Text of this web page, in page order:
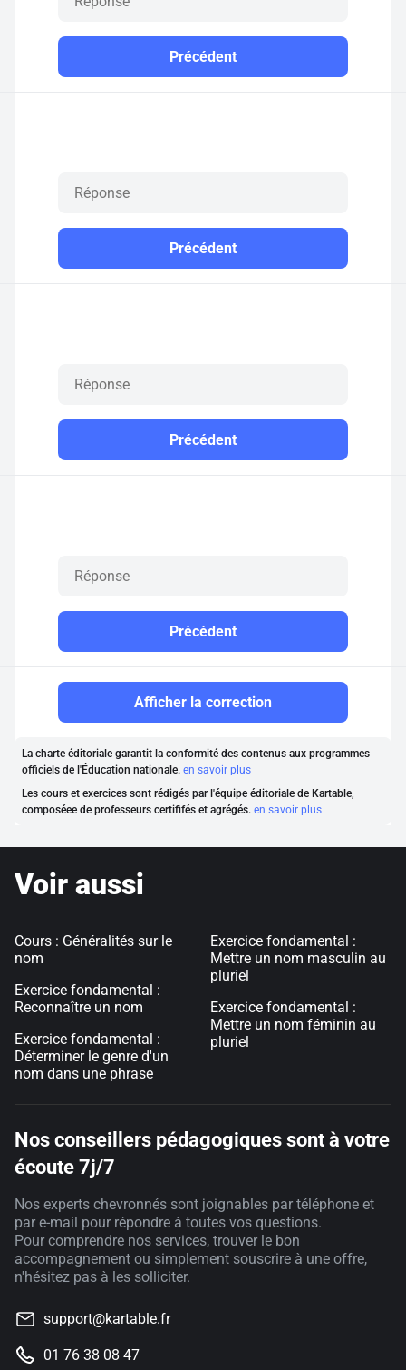
Précédent
Précédent
Précédent
Précédent
Afficher la correction
La charte éditoriale garantit la conformité des contenus aux programmes
officiels de l'Éducation nationale. en savoir plus
Les cours et exercices sont rédigés par l'équipe éditoriale de Kartable,
composéee de professeurs certififés et agrégés. en savoir plus
Voir aussi
Cours : Généralités sur le
nom
Exercice fondamental :
Reconnaître un nom
Exercice fondamental :
Déterminer le genre d'un
nom dans une phrase
Exercice fondamental :
Mettre un nom masculin au
pluriel
Exercice fondamental :
Mettre un nom féminin au
pluriel
Nos conseillers pédagogiques sont à votre
écoute 7j/7
Nos experts chevronnés sont joignables par téléphone et
par e-mail pour répondre à toutes vos questions.
Pour comprendre nos services, trouver le bon
accompagnement ou simplement souscrire à une offre,
n'hésitez pas à les solliciter.
support@kartable.fr
01 76 38 08 47